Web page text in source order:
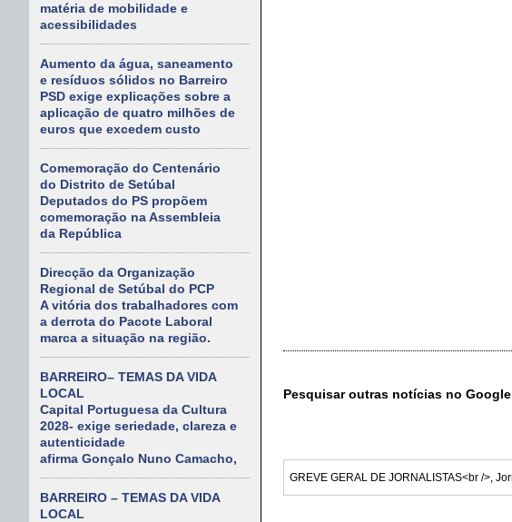
matéria de mobilidade e
acessibilidades
Aumento da água, saneamento
e resíduos sólidos no Barreiro
PSD exige explicações sobre a
aplicação de quatro milhões de
euros que excedem custo
Comemoração do Centenário
do Distrito de Setúbal
Deputados do PS propõem
comemoração na Assembleia
da República
Direcção da Organização
Regional de Setúbal do PCP
A vitória dos trabalhadores com
a derrota do Pacote Laboral
marca a situação na região.
BARREIRO– TEMAS DA VIDA
LOCAL
Capital Portuguesa da Cultura
2028- exige seriedade, clareza e
autenticidade
afirma Gonçalo Nuno Camacho,
BARREIRO – TEMAS DA VIDA
LOCAL
Pesquisar outras notícias no Google